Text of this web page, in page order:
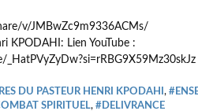
v/JMBwZc9m9336ACMs/
KPODAHI: Lien YouTube :
DU PASTEUR HENRI KPODAHI ,
SPIRITUEL, #DELIVRANCE